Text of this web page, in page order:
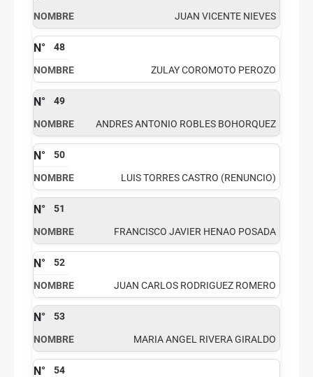
JUAN VICENTE NIEVES
48
ZULAY COROMOTO PEROZO
49
ANDRES ANTONIO ROBLES BOHORQUEZ
50
LUIS TORRES CASTRO (RENUNCIO)
51
FRANCISCO JAVIER HENAO POSADA
52
JUAN CARLOS RODRIGUEZ ROMERO
53
MARIA ANGEL RIVERA GIRALDO
54